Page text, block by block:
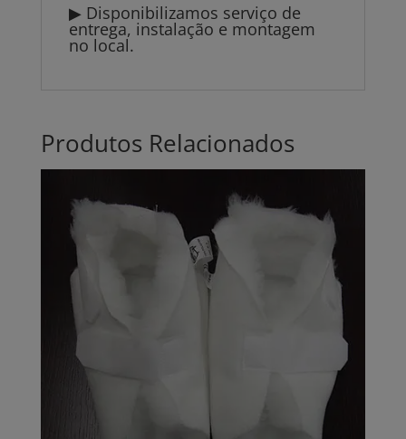
▶ Disponibilizamos serviço de
entrega, instalação e montagem
no local.
Produtos Relacionados